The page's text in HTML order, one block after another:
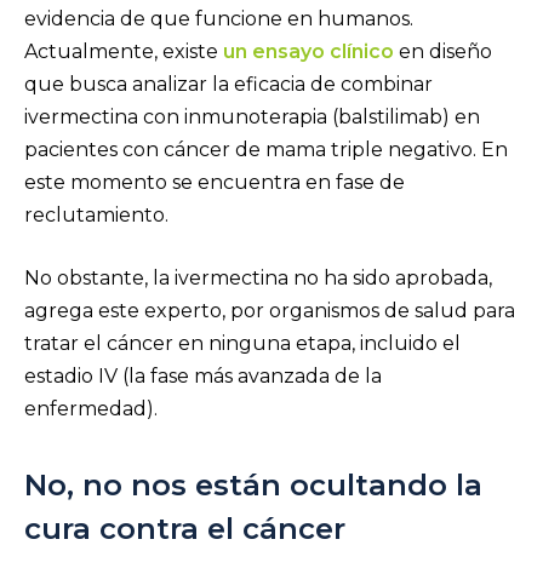
evidencia de que funcione en humanos.
Actualmente, existe un ensayo clínico en diseño
que busca analizar la eficacia de combinar
ivermectina con inmunoterapia (balstilimab) en
pacientes con cáncer de mama triple negativo. En
este momento se encuentra en fase de
reclutamiento.
No obstante, la ivermectina no ha sido aprobada,
agrega este experto, por organismos de salud para
tratar el cáncer en ninguna etapa, incluido el
estadio IV (la fase más avanzada de la
enfermedad).
No, no nos están ocultando la
cura contra el cáncer